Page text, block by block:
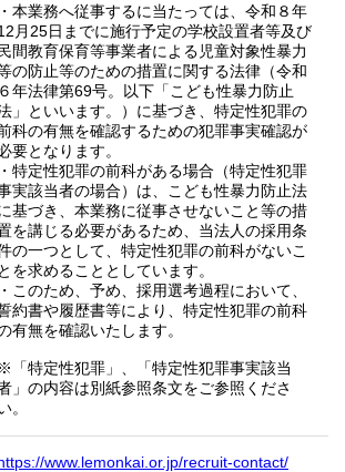
・本業務へ従事するに当たっては、令和８年
月25日までに施行予定の学校設置者等及び
民間教育保育等事業者による児童対象性暴力
の防止等のための措置に関する法律（令和
６年法律第69号。以下「こども性暴力防止
」といいます。）に基づき、特定性犯罪の
科の有無を確認するための犯罪事実確認が
要となります。
・特定性犯罪の前科がある場合（特定性犯罪
実該当者の場合）は、こども性暴力防止法
基づき、本業務に従事させないこと等の措
を講じる必要があるため、当法人の採用条
の一つとして、特定性犯罪の前科がないこ
とを求めることとしています。
・このため、予め、採用選考過程において、
約書や履歴書等により、特定性犯罪の前科
有無を確認いたします。
※「特定性犯罪」、「特定性犯罪事実該当
」の内容は別紙参照条文をご参照くださ
。
www.lemonkai.or.jp/recruit-contact/